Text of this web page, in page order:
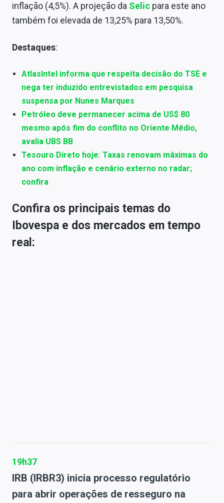
Contato
inflação (4,5%). A projeção da Selic para este ano
também foi elevada de 13,25% para 13,50%.
Destaques:
AtlasIntel informa que respeita decisão do TSE e
nega ter induzido entrevistados em pesquisa
suspensa por Nunes Marques
Petróleo deve permanecer acima de US$ 80
mesmo após fim do conflito no Oriente Médio,
avalia UBS BB
Tesouro Direto hoje: Taxas renovam máximas do
ano com inflação e cenário externo no radar;
confira
Confira os principais temas do
Ibovespa e dos mercados em tempo
real:
19h37
IRB (IRBR3) inicia processo regulatório
para abrir operações de resseguro na